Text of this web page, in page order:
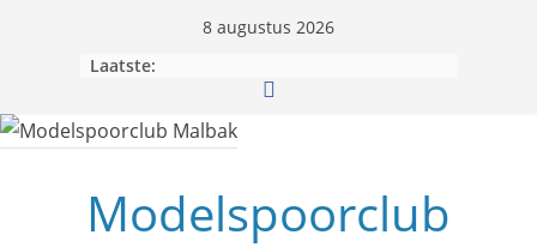
8 augustus 2026
Laatste:
Modelspoorclub